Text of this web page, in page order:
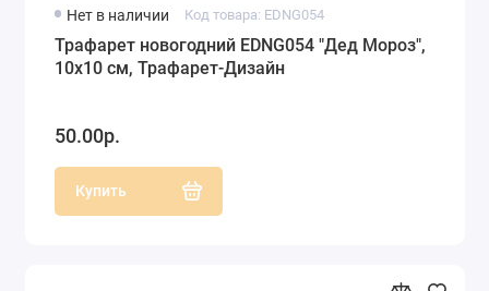
Нет в наличии Код товара: EDNG054
Трафарет новогодний EDNG054 "Дед Мороз",
10х10 см, Трафарет-Дизайн
50.00р.
Купить